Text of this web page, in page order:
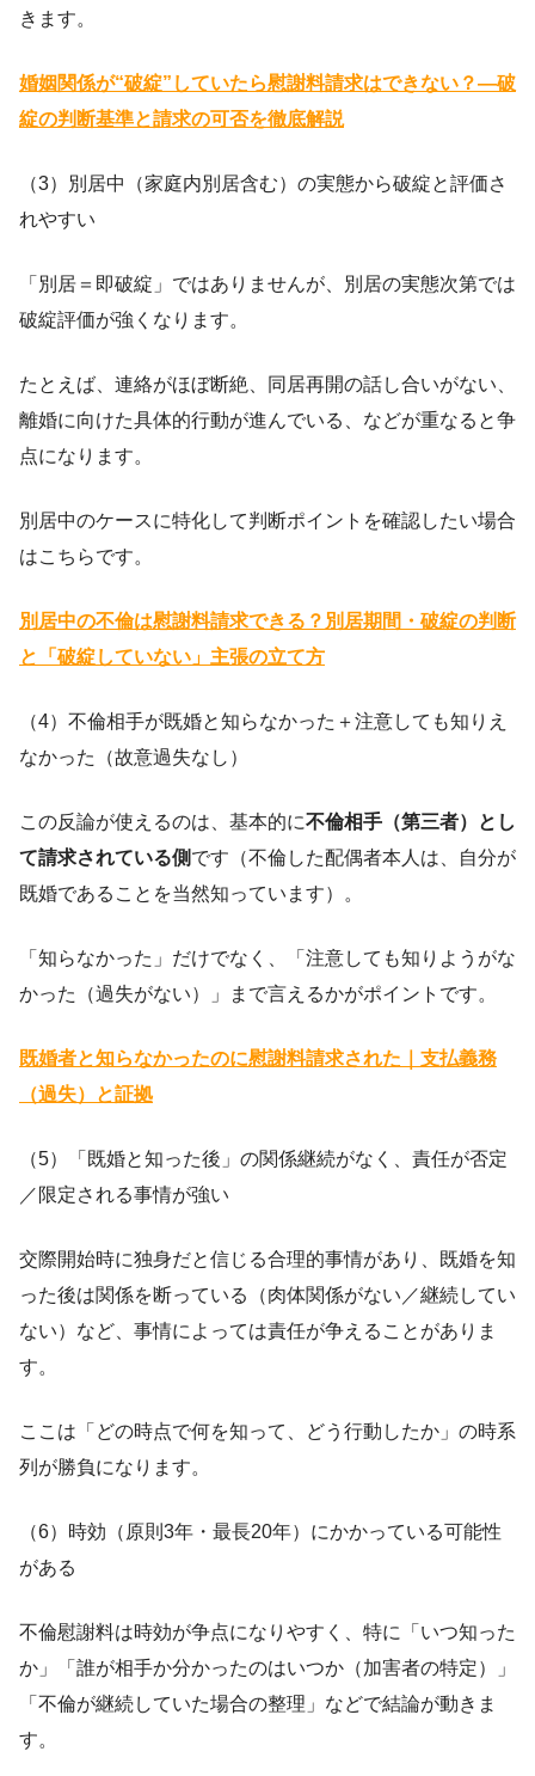
きます。
婚姻関係が“破綻”していたら慰謝料請求はできない？—破
綻の判断基準と請求の可否を徹底解説
（3）別居中（家庭内別居含む）の実態から破綻と評価さ
れやすい
「別居＝即破綻」ではありませんが、別居の実態次第では
破綻評価が強くなります。
たとえば、連絡がほぼ断絶、同居再開の話し合いがない、
離婚に向けた具体的行動が進んでいる、などが重なると争
点になります。
別居中のケースに特化して判断ポイントを確認したい場合
はこちらです。
別居中の不倫は慰謝料請求できる？別居期間・破綻の判断
と「破綻していない」主張の立て方
（4）不倫相手が既婚と知らなかった＋注意しても知りえ
なかった（故意過失なし）
この反論が使えるのは、基本的に不倫相手（第三者）とし
て請求されている側 です（不倫した配偶者本人は、自分が
既婚であることを当然知っています）。
「知らなかった」だけでなく、「注意しても知りようがな
かった（過失がない）」まで言えるかがポイントです。
既婚者と知らなかったのに慰謝料請求された｜支払義務
（過失）と証拠
（5）「既婚と知った後」の関係継続がなく、責任が否定
／限定される事情が強い
交際開始時に独身だと信じる合理的事情があり、既婚を知
った後は関係を断っている（肉体関係がない／継続してい
ない）など、事情によっては責任が争えることがありま
す。
ここは「どの時点で何を知って、どう行動したか」の時系
列が勝負になります。
（6）時効（原則3年・最長20年）にかかっている可能性
がある
不倫慰謝料は時効が争点になりやすく、特に「いつ知った
か」「誰が相手か分かったのはいつか（加害者の特定）」
「不倫が継続していた場合の整理」などで結論が動きま
す。